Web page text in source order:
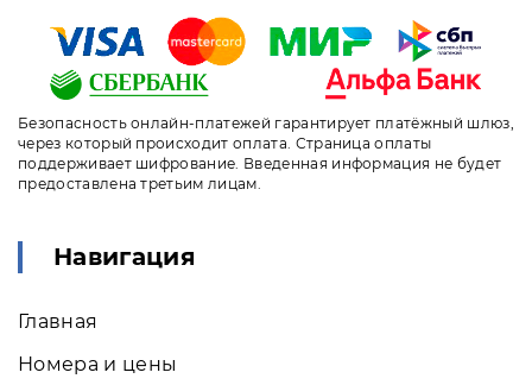
Безопасность онлайн-платежей гарантирует платёжный шлюз,
через который происходит оплата. Страница оплаты
поддерживает шифрование. Введенная информация не будет
предоставлена третьим лицам.
Навигация
Главная
Номера и цены